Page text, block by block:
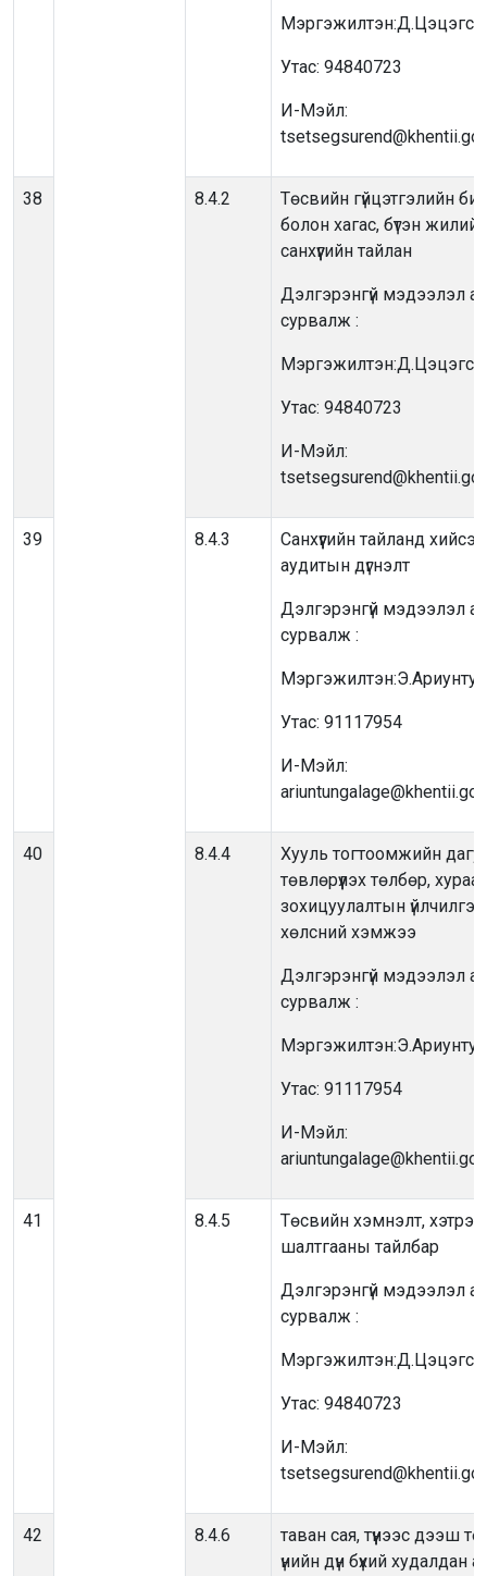
Утас: 94840723
И-Мэйл:
38 8.4.2
Төсвийн гүйцэтгэлийн
болон хагас, бүтэн жилийн
санхүүгийн тайлан
Дэлгэрэнгүй мэдээлэл
сурвалж :
Утас: 94840723
И-Мэйл:
39 8.4.3
Санхүүгийн тайланд хийсэн
аудитын дүгнэлт
Дэлгэрэнгүй мэдээлэл
сурвалж :
Утас: 91117954
И-Мэйл:
40 8.4.4
Хууль тогтоомжийн
төвлөрүүлэх төлбөр,
зохицуулалтын
хөлсний хэмжээ
Дэлгэрэнгүй мэдээлэл
сурвалж :
Утас: 91117954
И-Мэйл:
41 8.4.5
Төсвийн хэмнэлт, хэтрэлт,
шалтгааны тайлбар
Дэлгэрэнгүй мэдээлэл
сурвалж :
Утас: 94840723
И-Мэйл:
42 8.4.6
таван сая, түүнээс дээш
үнийн дүн бүхий худалдан